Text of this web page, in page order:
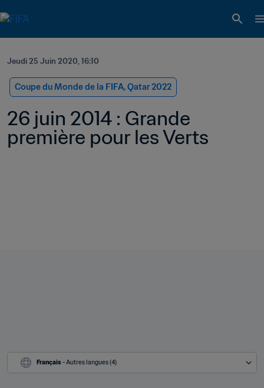
Jeudi 25 Juin 2020, 16:10
Coupe du Monde de la FIFA, Qatar 2022
26 juin 2014 : Grande
première pour les Verts
Français - Autres langues (4)